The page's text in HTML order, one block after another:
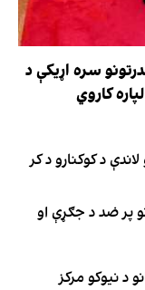
سره اړیکې د
کاروي
د کوکنارو د کر
پر ضد د جګړې او
د نیوکو مرکز